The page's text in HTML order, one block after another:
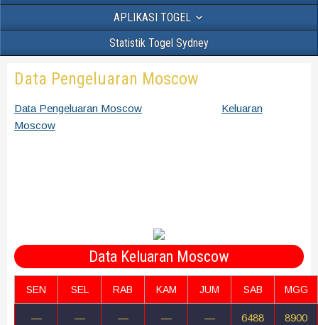
APLIKASI TOGEL
Statistik Togel Sydney
Data Pengeluaran Moscow
Data Pengeluaran Moscow
Keluaran
Moscow
Data Keluaran Moscow
SEN SEL RAB KAM JUM SAB MGG
— — — — — 6488 8900